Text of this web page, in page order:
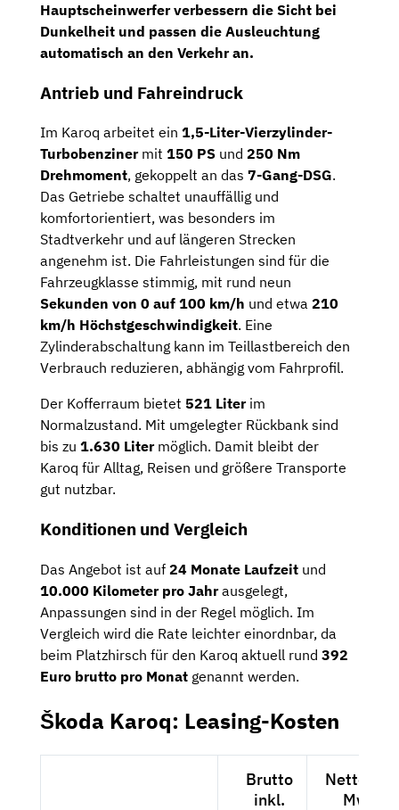
Hauptscheinwerferverbessern die Sicht bei
Dunkelheit und passen die Ausleuchtung
automatisch an den Verkehr an.
Antrieb und Fahreindruck
Im Karoq arbeitet ein 1,5-Liter-Vierzylinder-
Turbobenzinermit 150 PS und 250 Nm
Drehmoment, gekoppelt an das 7-Gang-DSG.
Das Getriebe schaltet unauffällig und
komfortorientiert, was besonders im
Stadtverkehr und auf längeren Strecken
angenehm ist. Die Fahrleistungen sind für die
Fahrzeugklasse stimmig, mit rund neun
Sekunden von 0 auf 100 km/h und etwa 210
km/h Höchstgeschwindigkeit. Eine
Zylinderabschaltung kann im Teillastbereich den
Verbrauch reduzieren, abhängig vom Fahrprofil.
Der Kofferraum bietet 521 Literim
Normalzustand. Mit umgelegter Rückbank sind
bis zu 1.630 Litermöglich. Damit bleibt der
Karoq für Alltag, Reisen und größere Transporte
gut nutzbar.
Konditionen und Vergleich
Das Angebot ist auf 24 Monate Laufzeit und
10.000 Kilometer pro Jahrausgelegt,
Anpassungen sind in der Regel möglich. Im
Vergleich wird die Rate leichter einordnbar, da
beim Platzhirsch für den Karoq aktuell rund 392
Euro brutto pro Monat genannt werden.
Škoda Karoq: Leasing-Kosten
Brutto
inkl.
Netto
MwSt.